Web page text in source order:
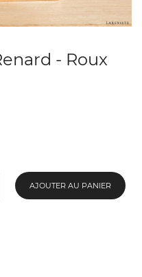
- Roux
AJOUTER AU PANIER